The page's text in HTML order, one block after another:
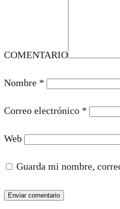
COMENTARIO
Nombre *
Correo electrónico *
Web
Guarda mi nombre,